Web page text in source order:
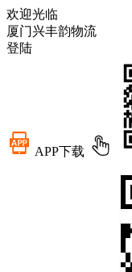
欢迎光临
厦门兴丰韵物流
登陆
APP下载